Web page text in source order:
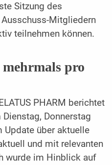
Sitzung des
Mitgliedern
teilnehmen können.
pro
PHARM berichtet
Donnerstag
Update über aktuelle
und mit relevanten
wurde im Hinblick auf